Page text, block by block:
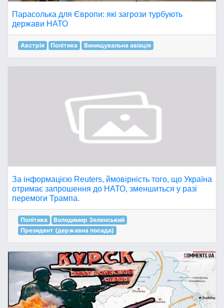
Парасолька для Європи: які загрози турбують
держави НАТО
Австрія Політика Винищувальна авіація
За інформацією Reuters, ймовірність того, що Україна
отримає запрошення до НАТО, зменшиться у разі
перемоги Трампа.
Політика
Володимир Зеленський
Президент (державна посада)